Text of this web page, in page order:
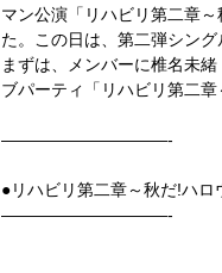
マン公演「リハビリ第二章
た。この日は、第二弾シング
まずは、メンバーに椎名未
ブパーティ「リハビリ第二
——————————-
●リハビリ第二章～秋だ!ハ
——————————-